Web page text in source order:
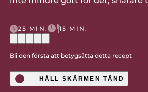
25 MIN. 15 MIN.
Bli den första att betygsätta detta recept
HÅLL SKÄRMEN TÄND